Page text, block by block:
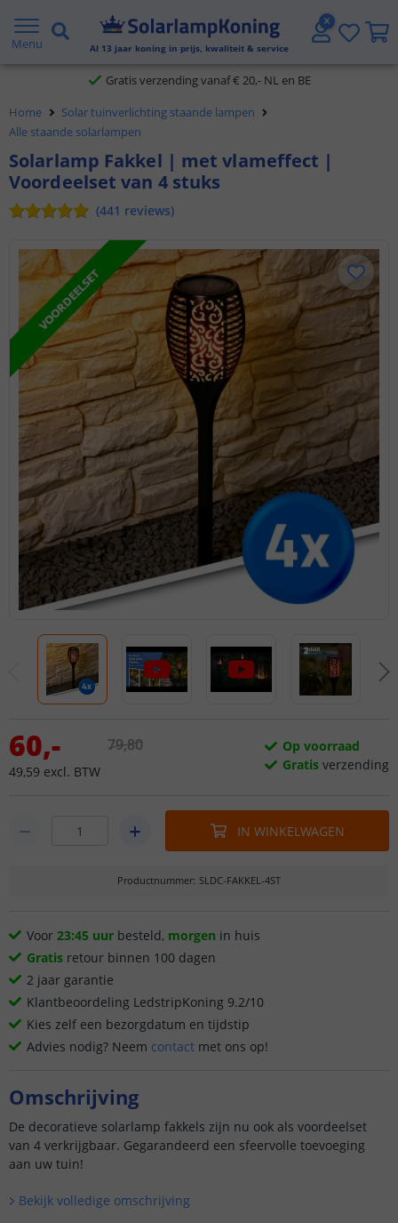
Menu Al 13 jaar koning in prijs, kwaliteit & service
Gratis verzending vanaf € 20,- NL en BE
Klantbeoordeling 9.1
Voor 23:45 uur besteld,
Home
Solar tuinverlichting staande lampen
Alle staande solarlampen
Solarlamp Fakkel | met vlameffect |
Voordeelset van 4 stuks
(441 reviews)
VOORDEELSET
60,-
49,59 excl. BTW
79,80
Op voorraad
Gratis verzending
IN WINKELWAGEN
Productnummer: SLDC-FAKKEL-4ST
Voor 23:45 uur besteld, morgen in huis
Gratis retour binnen 100 dagen
2 jaar garantie
Klantbeoordeling LedstripKoning 9.2/10
Kies zelf een bezorgdatum en tijdstip
Advies nodig? Neem contact met ons op!
Omschrijving
De decoratieve solarlamp fakkels zijn nu ook als voordeelset
van 4 verkrijgbaar. Gegarandeerd een sfeervolle toevoeging
aan uw tuin!
Bekijk volledige omschrijving